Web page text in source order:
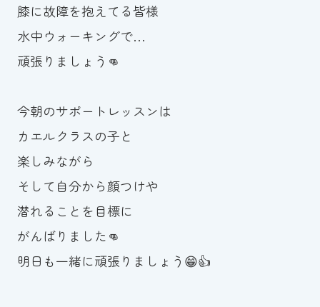
膝に故障を抱えてる皆様
水中ウォーキングで…
頑張りましょう👊
今朝のサポートレッスンは
カエルクラスの子と
楽しみながら
そして自分から顔つけや
潜れることを目標に
がんばりました👊
明日も一緒に頑張りましょう😁👍